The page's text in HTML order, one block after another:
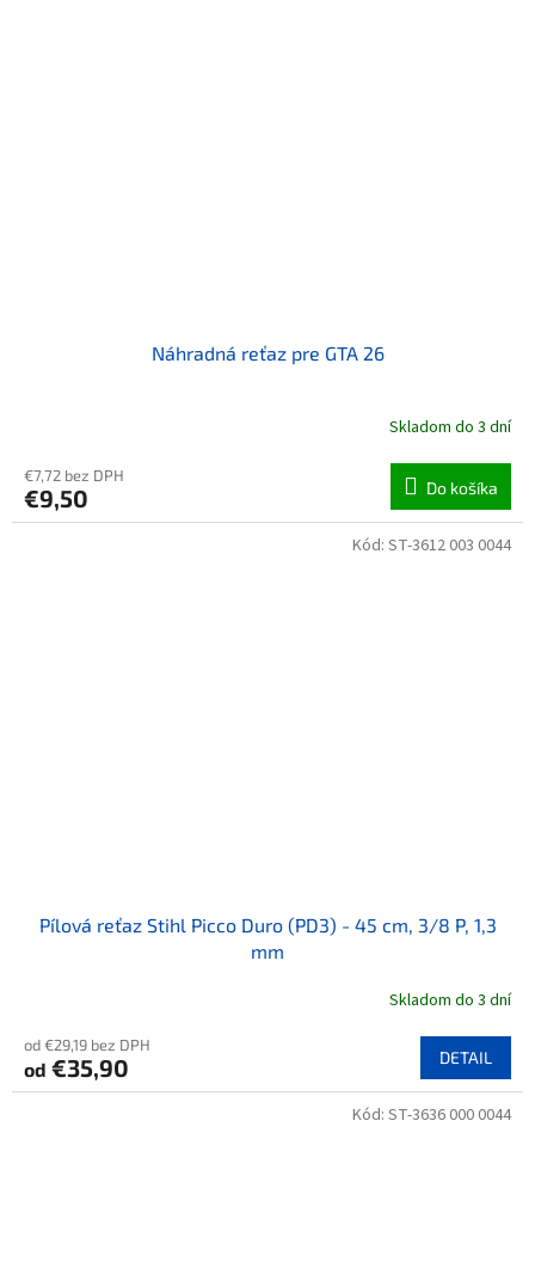
Náhradná reťaz pre GTA 26
Skladom do 3 dní
€7,72 bez DPH
€9,50 Do košíka
Pílová reťaz Stihl Picco Duro (PD3) - 45 cm, 3/8 P, 1,3
mm
Skladom do 3 dní
od €29,19 bez DPH
od €35,90 DETAIL
Kód: ST-3612 003 0044
Kód: ST-3636 000 0044